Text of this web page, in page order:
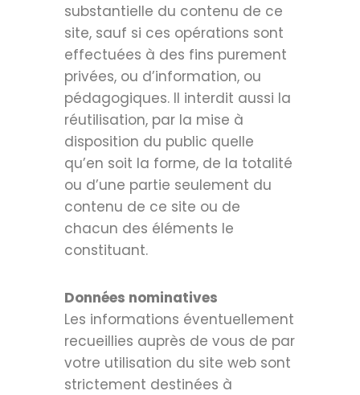
substantielle du contenu de ce
site, sauf si ces opérations sont
effectuées à des fins purement
privées, ou d’information, ou
pédagogiques. Il interdit aussi la
réutilisation, par la mise à
disposition du public quelle
qu’en soit la forme, de la totalité
ou d’une partie seulement du
contenu de ce site ou de
chacun des éléments le
constituant.
Données nominatives
Les informations éventuellement
recueillies auprès de vous de par
votre utilisation du site web sont
strictement destinées à